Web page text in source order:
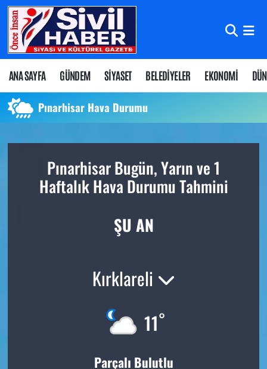
ANA SAYFA GÜNDEM SİYASET BELEDİYELER EKONOMİ
Pınarhisar Hava Durumu
Pınarhisar Bugün, Yarın ve 1
Haftalık Hava Durumu Tahmini
ŞU AN
Kırklareli
11°
Parçalı Bulutlu
Nöbetçi Eczaneler
Hava Durumu
Namaz Vakitleri
Süper Lig Puan Durumu ve Fikstür
Tüm Manşetler
Son Dakika Haberleri